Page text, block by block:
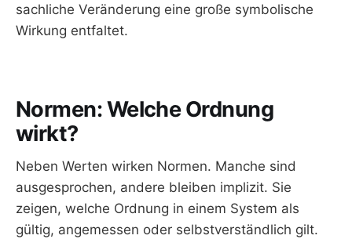
sachliche Veränderung eine große symbolische
Wirkung entfaltet.
Normen: Welche Ordnung
wirkt?
Neben Werten wirken Normen. Manche sind
ausgesprochen, andere bleiben implizit. Sie
zeigen, welche Ordnung in einem System als
gültig, angemessen oder selbstverständlich gilt.